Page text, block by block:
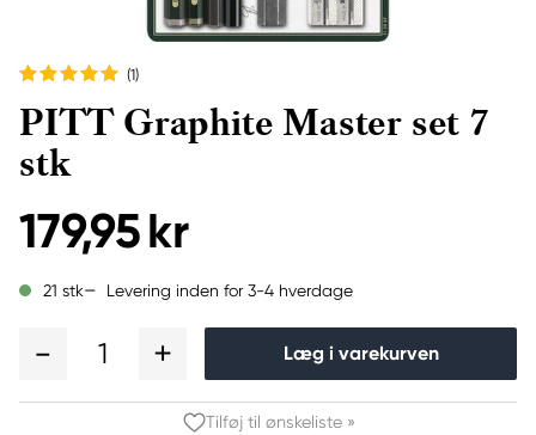
(1)
PITT Graphite Master set 7
stk
179,95 kr
21 stk Levering inden for 3-4 hverdage
1 Læg i varekurven
Tilføj til ønskeliste »